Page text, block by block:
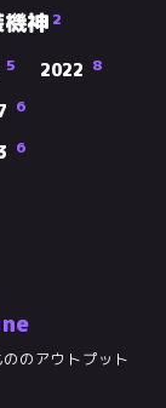
神 2
5 2022 8
6
6
のアウトプット